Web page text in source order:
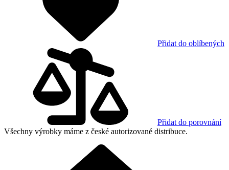
Přidat do oblíbených
Přidat do porovnání
Všechny výrobky máme z české autorizované distribuce.